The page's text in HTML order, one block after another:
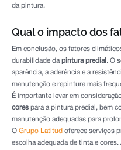
da pintura.
Qual o impacto dos
Em conclusão, os fatores
durabilidade da pintura predial . O
aparência, a aderência e a
manutenção e repintura mais
É importante levar em
cores para a pintura predial, bem
manutenção adequadas para
O Grupo Latitud oferece serviços
escolha adequada de tinta e